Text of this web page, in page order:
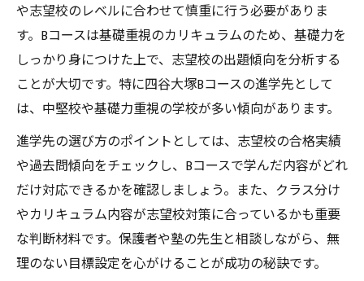
や志望校のレベルに合わせて慎重に行う必要がありま
す。Bコースは基礎重視のカリキュラムのため、基礎力を
しっかり身につけた上で、志望校の出題傾向を分析する
ことが大切です。特に四谷大塚Bコースの進学先として
は、中堅校や基礎力重視の学校が多い傾向があります。
進学先の選び方のポイントとしては、志望校の合格実績
や過去問傾向をチェックし、Bコースで学んだ内容がどれ
だけ対応できるかを確認しましょう。また、クラス分け
やカリキュラム内容が志望校対策に合っているかも重要
な判断材料です。保護者や塾の先生と相談しながら、無
理のない目標設定を心がけることが成功の秘訣です。